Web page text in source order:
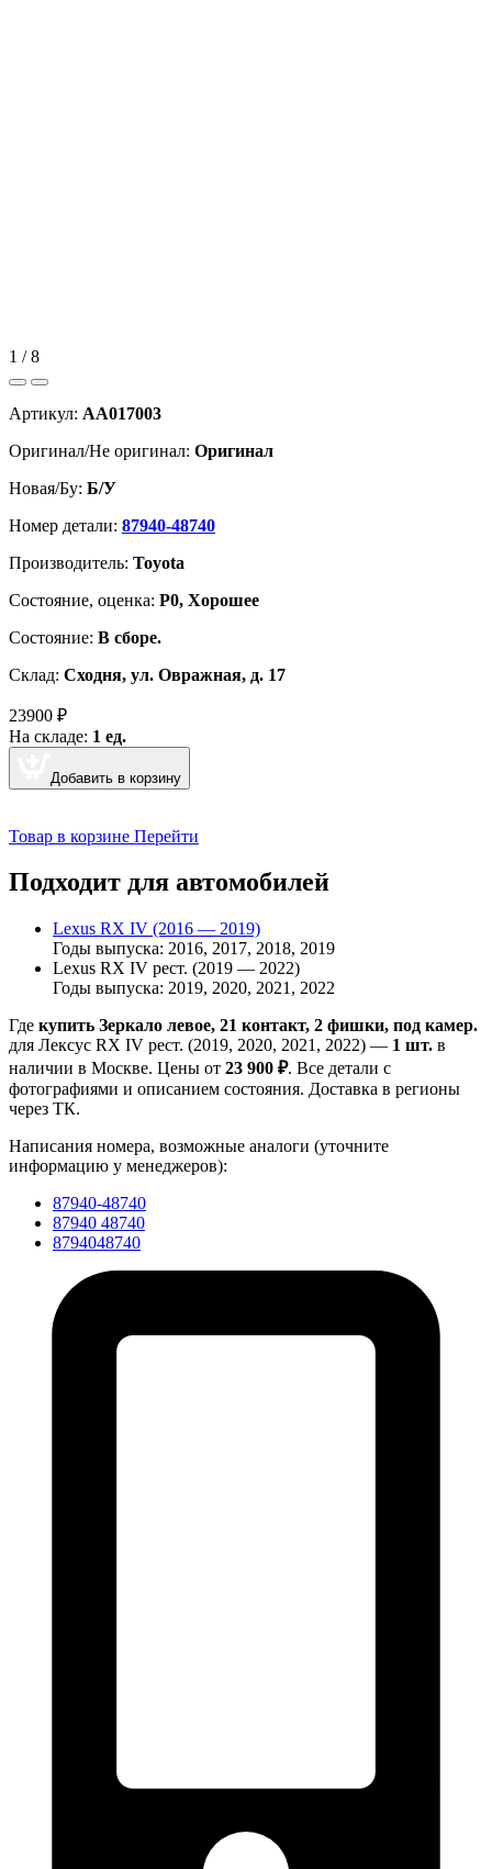
1 / 8
Артикул: AA017003
Оригинал/Не оригинал: Оригинал
Новая/Бу: Б/У
Номер детали: 87940-48740
Производитель: Toyota
Cостояние, оценка: Р0, Хорошее
Состояние: В сборе.
Склад: Сходня, ул. Овражная, д. 17
23900 ₽
На складе: 1 ед.
Добавить в корзину
Товар в корзине Перейти
Подходит для автомобилей
Lexus RX IV (2016 — 2019)
Годы выпуска: 2016, 2017, 2018, 2019
Lexus RX IV рест. (2019 — 2022)
Годы выпуска: 2019, 2020, 2021, 2022
Где купить Зеркало левое, 21 контакт, 2 фишки, под камер.
для Лексус RX IV рест. (2019, 2020, 2021, 2022) — 1 шт. в
наличии в Москве. Цены от 23 900 ₽. Все детали с
фотографиями и описанием состояния. Доставка в регионы
через ТК.
Написания номера, возможные аналоги (уточните
информацию у менеджеров):
87940-48740
87940 48740
8794048740